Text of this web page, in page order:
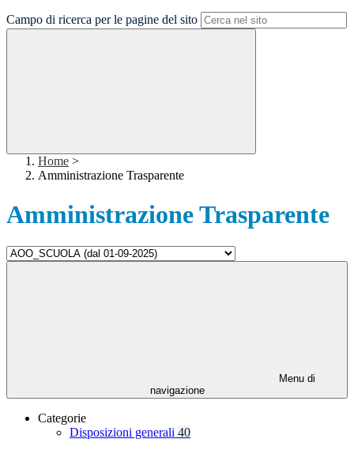
Campo di ricerca per le pagine del sito
Home >
Amministrazione Trasparente
Amministrazione Trasparente
Menu di
navigazione
Categorie
Disposizioni generali 40